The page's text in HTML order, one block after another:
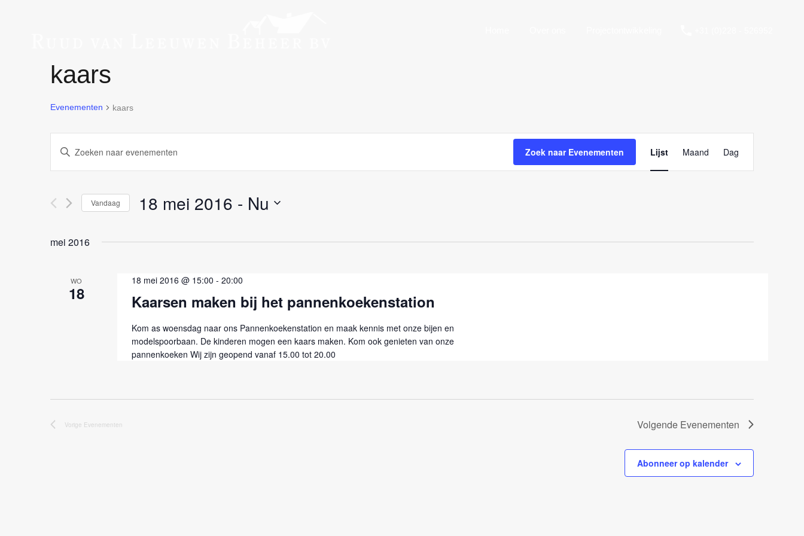
kaars
Evenementen kaars
Evenementen
Zoeken
en
navigatie
een
voor
Evenementen
Zoek naar Evenementen
weergaven
Lijst Maand Dag
Vandaag 18 mei 2016 - Nu
datum.
mei 2016
WO
18
18 mei 2016 @ 15:00 - 20:00
Kaarsen maken bij het pannenkoekenstation
Kom as woensdag naar ons Pannenkoekenstation en maak kennis met onze bijen en
modelspoorbaan. De kinderen mogen een kaars maken. Kom ook genieten van onze
pannenkoeken Wij zijn geopend vanaf 15.00 tot 20.00
Vorige Evenementen Volgende Evenementen
Abonneer op kalender